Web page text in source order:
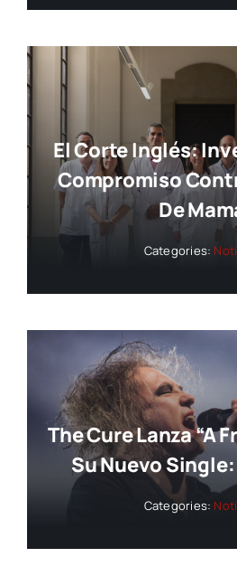
El Corte Inglés:
Compromiso
De
Categories:
The Cure Lanza “A
Su Nuevo
Categories: